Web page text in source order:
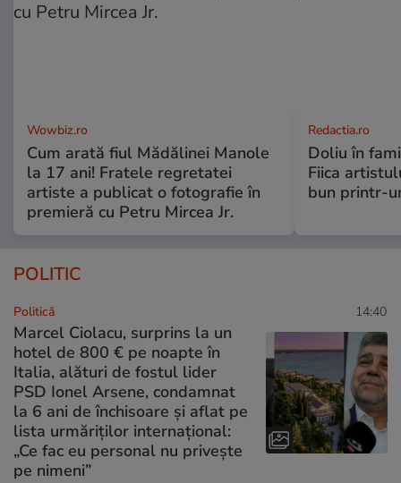
Wowbiz.ro
Cum arată fiul Mădălinei Manole
la 17 ani! Fratele regretatei
artiste a publicat o fotografie în
premieră cu Petru Mircea Jr.
Redactia.ro
Doliu în
Fiica
bun printr-
POLITIC
Politică 14:40
Marcel Ciolacu, surprins la un
hotel de 800 € pe noapte în
Italia, alături de fostul lider
PSD Ionel Arsene, condamnat
la 6 ani de închisoare și aflat pe
lista urmăriților internațional:
„Ce fac eu personal nu privește
pe nimeni”